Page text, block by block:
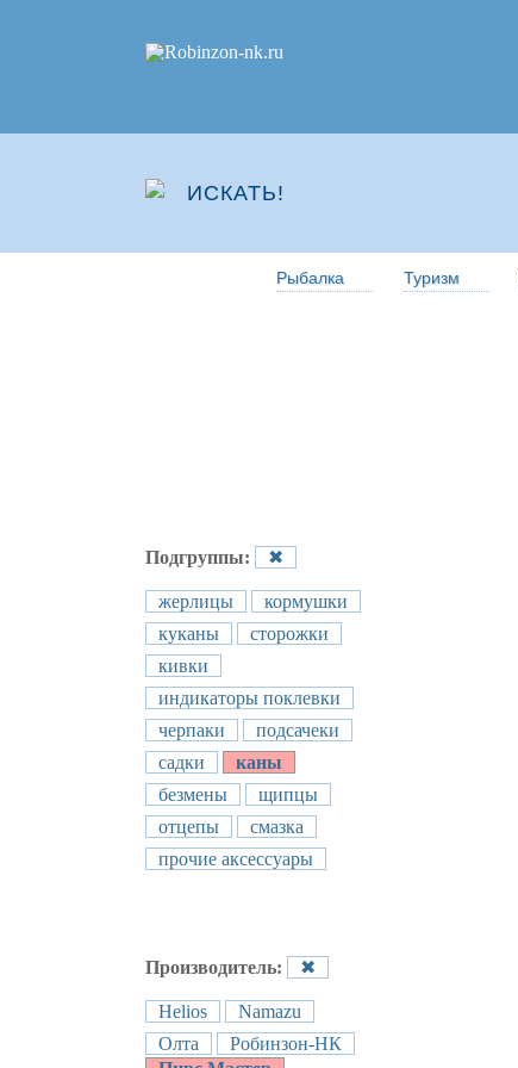
Рыбалка Туризм
Подгруппы: ✖
жерлицы
кормушки
куканы
сторожки
кивки
индикаторы поклевки
черпаки
подсачеки
садки
каны
безмены
щипцы
отцепы
смазка
прочие аксессуары
Производитель: ✖
Helios
Namazu
Олта
Робинзон-НК